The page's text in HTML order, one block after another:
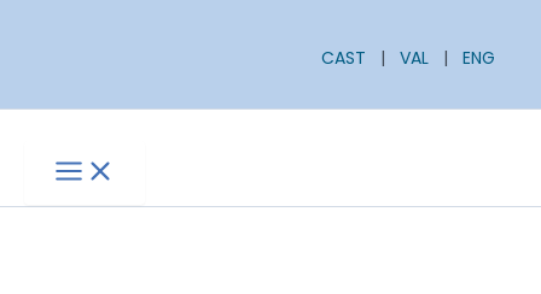
CAST | VAL | ENG
Main
Menu